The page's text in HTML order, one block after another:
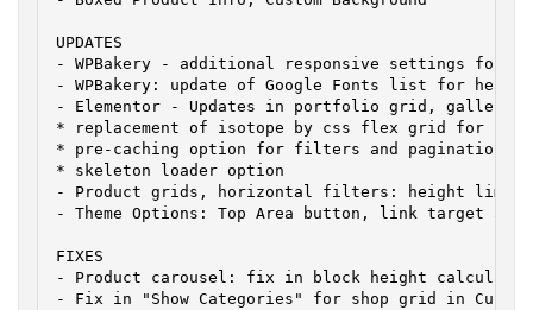
UPDATES
- WPBakery - additional responsive settings for:
- WPBakery: update of Google Fonts list for
- Elementor - Updates in portfolio grid, gallery
* replacement of isotope by css flex grid for
* pre-caching option for filters and pagination
* skeleton loader option
- Product grids, horizontal filters: height limit
- Theme Options: Top Area button, link target
FIXES
- Product carousel: fix in block height
- Fix in "Show Categories" for shop grid in